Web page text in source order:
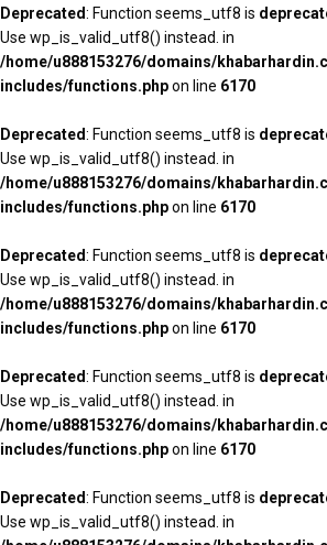
Deprecated: Function seems_utf8 is
Use wp_is_valid_utf8() instead. in
/home/u888153276/domains/
includes/functions.phpon line 6170
Deprecated: Function seems_utf8 is
Use wp_is_valid_utf8() instead. in
/home/u888153276/domains/
includes/functions.phpon line 6170
Deprecated: Function seems_utf8 is
Use wp_is_valid_utf8() instead. in
/home/u888153276/domains/
includes/functions.phpon line 6170
Deprecated: Function seems_utf8 is
Use wp_is_valid_utf8() instead. in
/home/u888153276/domains/
includes/functions.phpon line 6170
Deprecated: Function seems_utf8 is
Use wp_is_valid_utf8() instead. in